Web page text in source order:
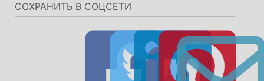
СОХРАНИТЬ В СОЦСЕТИ